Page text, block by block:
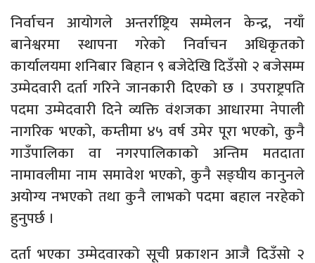
निर्वाचन आयोगले अन्तर्राष्ट्रिय सम्मेलन केन्द्र, नयाँ
बानेश्वरमा स्थापना गरेको निर्वाचन अधिकृतको
कार्यालयमा शनिबार बिहान ९ बजेदेखि दिउँसो २ बजेसम्म
उम्मेदवारी दर्ता गरिने जानकारी दिएको छ । उपराष्ट्रपति
पदमा उम्मेदवारी दिने व्यक्ति वंशजका आधारमा नेपाली
नागरिक भएको, कम्तीमा ४५ वर्ष उमेर पूरा भएको, कुनै
गाउँपालिका वा नगरपालिकाको अन्तिम मतदाता
नामावलीमा नाम समावेश भएको, कुनै सङ्घीय कानुनले
अयोग्य नभएको तथा कुनै लाभको पदमा बहाल नरहेको
हुनुपर्छ ।
दर्ता भएका उम्मेदवारको सूची प्रकाशन आजै दिउँसो २